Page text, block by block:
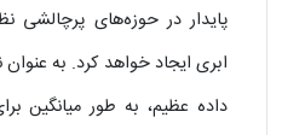
پایدار در حوزه‌های
ابری ایجاد خواهد کرد. به عنوان
داده عظیم، به‌ طور میانگین